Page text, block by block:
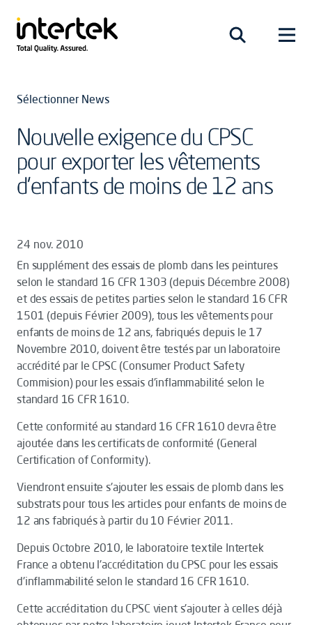
Sélectionner News
Nouvelle exigence du CPSC
pour exporter les vêtements
d'enfants de moins de 12 ans
24 nov. 2010
En supplément des essais de plomb dans les peintures
selon le standard 16 CFR 1303 (depuis Décembre 2008)
et des essais de petites parties selon le standard 16 CFR
1501 (depuis Février 2009), tous les vêtements pour
enfants de moins de 12 ans, fabriqués depuis le 17
Novembre 2010, doivent être testés par un laboratoire
accrédité par le CPSC (Consumer Product Safety
Commision) pour les essais d'inflammabilité selon le
standard 16 CFR 1610.
Cette conformité au standard 16 CFR 1610 devra être
ajoutée dans les certificats de conformité (General
Certification of Conformity).
Viendront ensuite s'ajouter les essais de plomb dans les
substrats pour tous les articles pour enfants de moins de
12 ans fabriqués à partir du 10 Février 2011.
Depuis Octobre 2010, le laboratoire textile Intertek
France a obtenu l'accréditation du CPSC pour les essais
d'inflammabilité selon le standard 16 CFR 1610.
Cette accréditation du CPSC vient s'ajouter à celles déjà